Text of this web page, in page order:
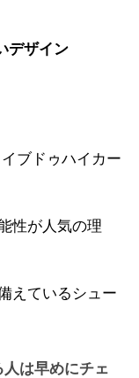
デザイン
ブドゥハイカー
性が人気の理
えているシュー
は早めにチェ